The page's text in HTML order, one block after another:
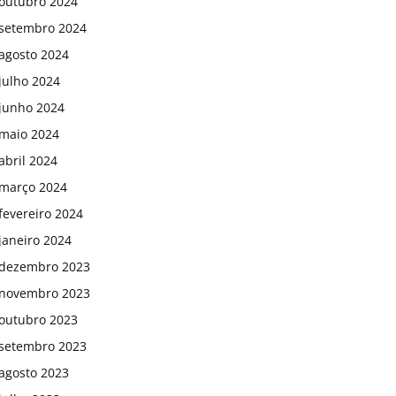
2024
2024
2024
2024
2024
2024
2024
2024
2024
2023
2023
2023
2023
2023